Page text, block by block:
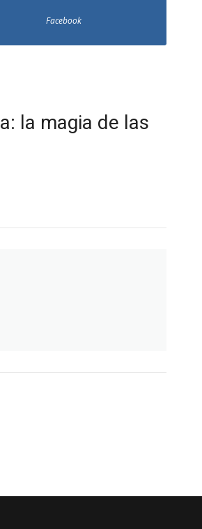
Facebook
la magia de las